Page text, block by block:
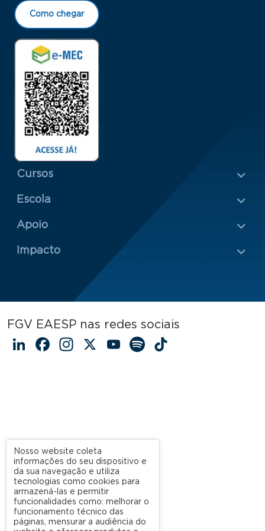
Como chegar
Menu Rodapé 1
Cursos
Escola
Rodapé 2
Apoio
Impacto
FGV EAESP nas redes sociais
LinkedIn
Facebook
Instagram
X YouTube
Spotify
Nosso website coleta
informações do seu dispositivo e
da sua navegação e utiliza
tecnologias como cookies para
armazená-las e permitir
funcionalidades como: melhorar o
funcionamento técnico das
páginas, mensurar a audiência do